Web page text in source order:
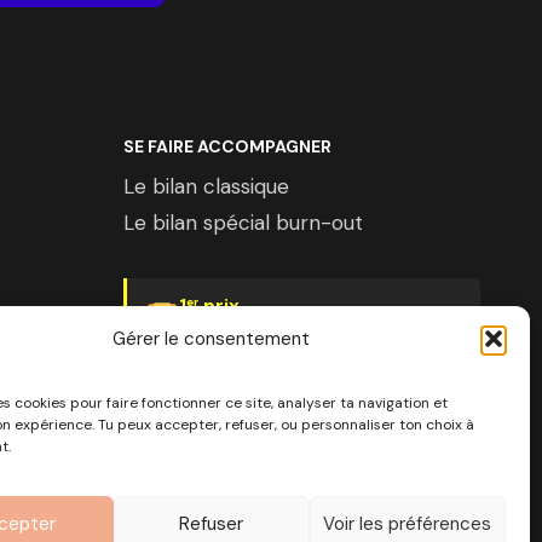
Gérer le consentement
cookies pour faire fonctionner ce site, analyser ta navigation et
expérience. Tu peux accepter, refuser, ou personnaliser ton choix à
Refuser Voir les préférences
SE FAIRE ACCOMPAGNER
Le bilan classique
Le bilan spécial burn-out
1erprix
Psychologies Magazine
890 976 699 00037
d'Azur